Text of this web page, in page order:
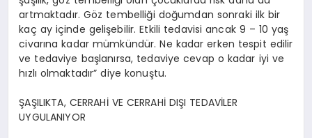
artmaktadır. Göz tembelliği doğumdan sonraki ilk bir
kaç ay içinde gelişebilir. Etkili tedavisi ancak 9 – 10 yaş
civarına kadar mümkündür. Ne kadar erken tespit edilir
ve tedaviye başlanırsa, tedaviye cevap o kadar iyi ve
hızlı olmaktadır” diye konuştu.
ŞAŞILIKTA, CERRAHİ VE CERRAHİ DIŞI TEDAVİLER
UYGULANIYOR